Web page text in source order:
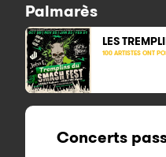
Palmarès
LES
100 ARTISTES ONT
Concerts